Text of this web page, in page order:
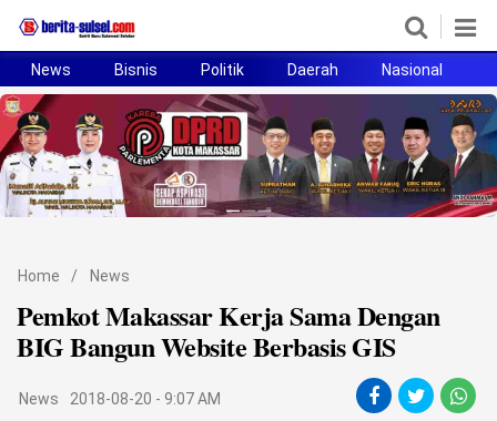
Home
News
Politik
Bisnis
Otomotif
Hukum
News Bisnis Politik Daerah Nasional
Home / News
Pemkot Makassar Kerja Sama Dengan
BIG Bangun Website Berbasis GIS
News
2018-08-20 - 9:07 AM